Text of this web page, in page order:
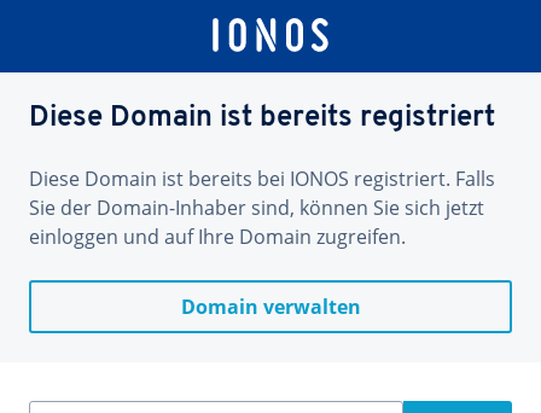
Diese Domain ist bereits registriert
Diese Domain ist bereits bei IONOS registriert. Falls
Sie der Domain-Inhaber sind, können Sie sich jetzt
einloggen und auf Ihre Domain zugreifen.
Domain verwalten